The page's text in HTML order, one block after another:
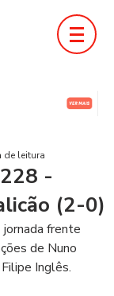
-
(2-0)
de leitura
frente
de Nuno
Inglês.